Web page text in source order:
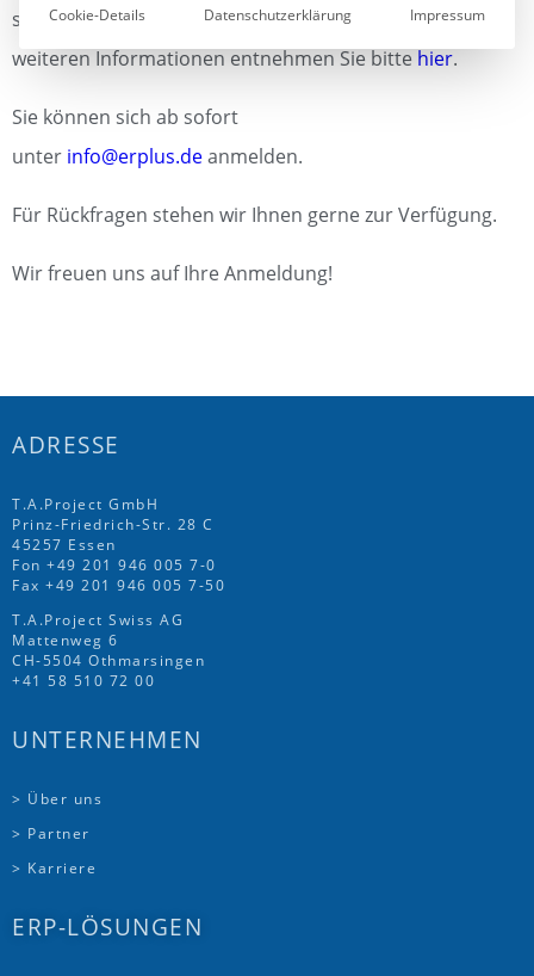
stattfinden. Die Schulungsinhalte, Kosten sowie alle
weiteren Informationen entnehmen Sie bitte hier.
Sie können sich ab sofort
unter info@erplus.deanmelden.
Für Rückfragen stehen wir Ihnen gerne zur Verfügung.
Wir freuen uns auf Ihre Anmeldung!
ADRESSE
T.A.Project GmbH
Prinz-Friedrich-Str. 28 C
45257 Essen
Fon +49 201 946 005 7-0
Fax +49 201 946 005 7-50
T.A.Project Swiss AG
Mattenweg 6
CH-5504 Othmarsingen
+41 58 510 72 00
UNTERNEHMEN
> Über uns
> Partner
> Karriere
ERP-LÖSUNGEN
Cookie-Details Datenschutzerklärung Impressum